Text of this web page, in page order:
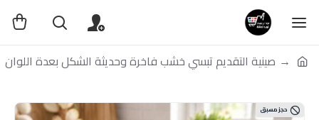
صينية التقديم تبسي خشب فاخرة وحديثة الشكل بعدة اللوان
حجز مسبق